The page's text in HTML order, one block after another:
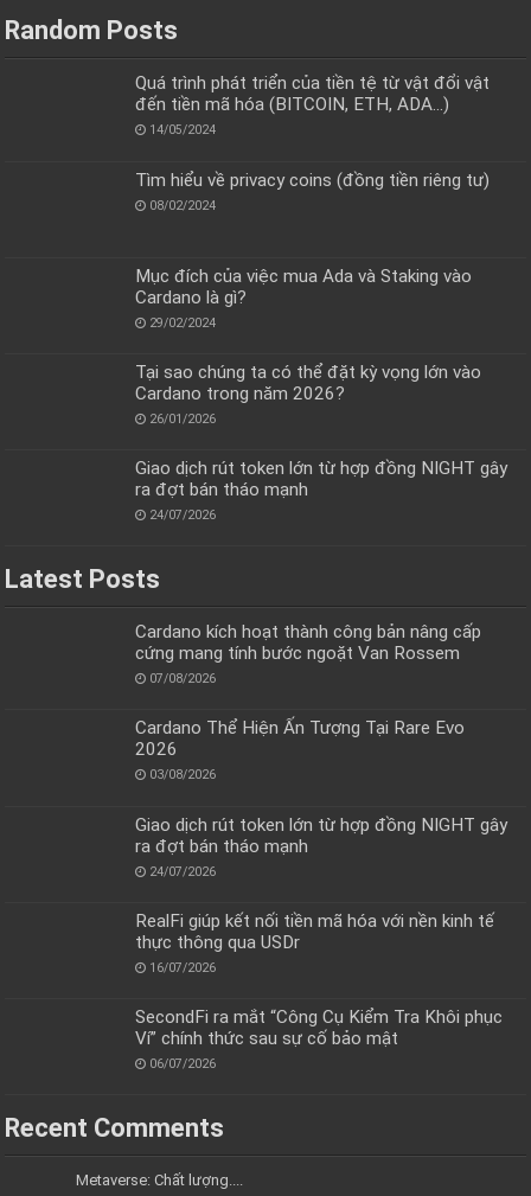
Random Posts
Quá trình phát triển của tiền tệ từ vật đổi vật
đến tiền mã hóa (BITCOIN, ETH, ADA…)
14/05/2024
Tìm hiểu về privacy coins (đồng tiền riêng tư)
08/02/2024
Mục đích của việc mua Ada và Staking vào
Cardano là gì?
29/02/2024
Tại sao chúng ta có thể đặt kỳ vọng lớn vào
Cardano trong năm 2026?
26/01/2026
Giao dịch rút token lớn từ hợp đồng NIGHT gây
ra đợt bán tháo mạnh
24/07/2026
Latest Posts
Cardano kích hoạt thành công bản nâng cấp
cứng mang tính bước ngoặt Van Rossem
07/08/2026
Cardano Thể Hiện Ấn Tượng Tại Rare Evo
2026
03/08/2026
Giao dịch rút token lớn từ hợp đồng NIGHT gây
ra đợt bán tháo mạnh
24/07/2026
RealFi giúp kết nối tiền mã hóa với nền kinh tế
thực thông qua USDr
16/07/2026
SecondFi ra mắt “Công Cụ Kiểm Tra Khôi phục
Ví” chính thức sau sự cố bảo mật
06/07/2026
Recent Comments
Metaverse: Chất lượng....